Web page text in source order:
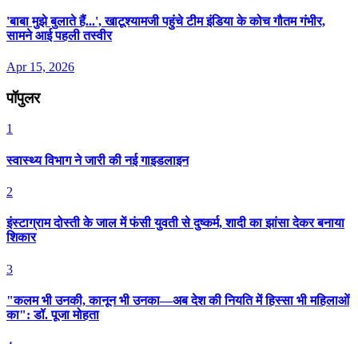
'बाबा मुझे बुलाते हैं...', खाटूश्यामजी पहुंचे टीम इंडिया के कोच गौतम गंभीर,
सामने आई पहली तस्वीर
Apr 15, 2026
पॉपुलर
1
स्वास्थ्य विभाग ने जारी की नई गाइडलाइन
2
इंस्टाग्राम दोस्ती के जाल में फंसी युवती से दुष्कर्म, शादी का झांसा देकर बनाया
शिकार
3
"कलम भी उनकी, कानून भी उनका—अब देश की नियति में हिस्सा भी महिलाओं
का": डॉ. पूजा मोहता